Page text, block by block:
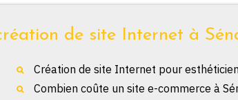
de site Internet à
Création de site Internet pour
Combien coûte un site e-commerce à